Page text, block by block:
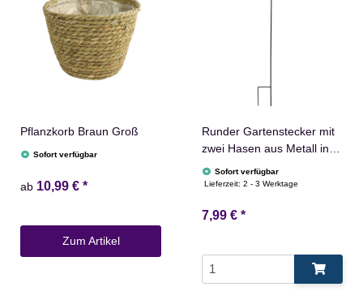
Pflanzkorb Braun Groß
Sofort verfügbar
ab 10,99 € *
Zum Artikel
Runder Gartenstecker mit
zwei Hasen aus Metall in
Schwarz
Sofort verfügbar
Lieferzeit:2 - 3 Werktage
7,99 € *